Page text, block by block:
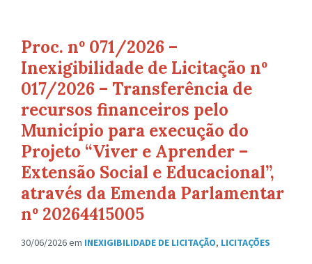
Proc. nº 071/2026 –
Inexigibilidade de Licitação nº
017/2026 – Transferência de
recursos financeiros pelo
Município para execução do
Projeto “Viver e Aprender –
Extensão Social e Educacional”,
através da Emenda Parlamentar
nº 20264415005
30/06/2026em INEXIGIBILIDADE DE LICITAÇÃO, LICITAÇÕES